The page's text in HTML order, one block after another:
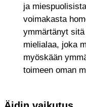
ja
voimakasta
ymmärtänyt
mielialaa, joka
myöskään
toimeen oman